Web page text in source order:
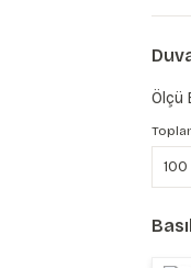
Ölçü